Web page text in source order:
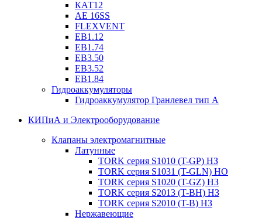
КАТ12
AE 16SS
FLEXVENT
EB1.12
EB1.74
EB3.50
EB3.52
EB1.84
Гидроаккумуляторы
Гидроаккумулятор Гранлевел тип А
КИПиА и Электрооборудование
Клапаны электромагнитные
Латунные
TORK серия S1010 (T-GP) НЗ
TORK серия S1031 (T-GLN) НО
TORK серия S1020 (T-GZ) НЗ
TORK серия S2013 (T-BH) НЗ
TORK серия S2010 (T-B) НЗ
Нержавеющие